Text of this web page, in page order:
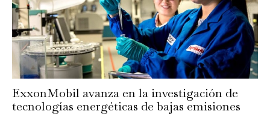
ExxonMobil avanza en la investigación de
tecnologías energéticas de bajas emisiones